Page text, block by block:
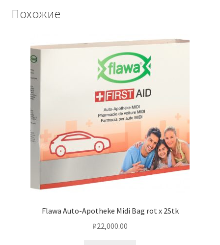
Похожие
Flawa Auto-Apotheke Midi Bag rot x 2Stk
₽22,000.00